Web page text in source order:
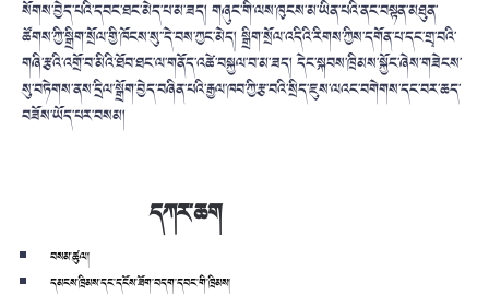
སོགས་བྱེད་པའི་དབང་ཐང་མེད་པ་མ་ཟད། གཞུང་གི་ལས་ཁུངས་མ་ཡིན་པའི་ནང་བསྟན་མཐུན་
ཚོགས་ཀྱི་སྒྲིག་སྲོལ་གྱི་ཁོངས་སུ་་དེ་བས་ཀྱང་མེད། སྒྲིག་སྲོལ་འདིའི་རིགས་ཀྱིས་དགོན་པ་དང་གྲྭ་བའི་
གཞི་རྩའི་འགྲོ་བ་མིའི་ཐོབ་ཐང་ལ་གནོད་འཚེ་བསྐྱལ་བ་མ་ཟད། དེང་སྐབས་ཁྲིམས་སྐྱོང་ཞེས་གཟེངས་
སུ་བཏེགས་ནས་དྲིལ་སྒྲོག་བྱེད་བཞིན་པའི་རྒྱལ་ཁབ་ཀྱི་རྩ་བའི་སྲིད་ཇུས་ལའང་བགེགས་དང་བར་ཆད་
བཟོས་ཡོད་པར་བསམ།
དཀར་ཆག
བསམ་ཚུལ།
དམངས་ཁྲིམས་དང་དངོས་ཟོག་བདག་དབང་གི་ཁྲིམས།